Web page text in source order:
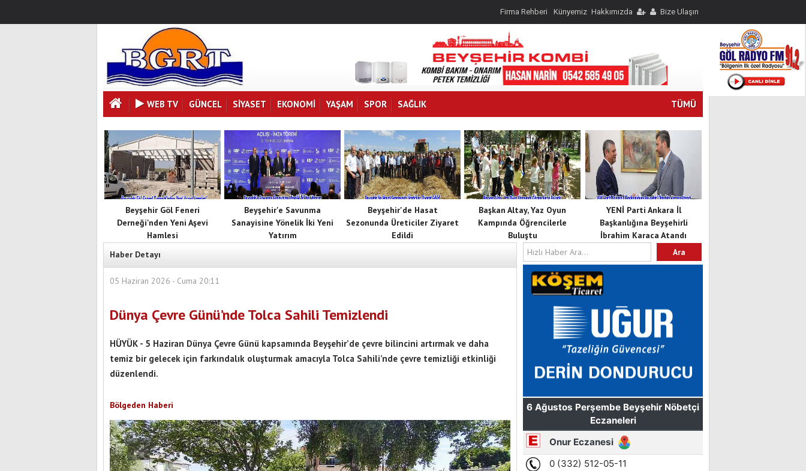
Firma Rehberi Künyemiz Hakkımızda Bize Ulaşın
WEB TV GÜNCEL SIYASET EKONOMI YAŞAM SPOR SAĞLIK TÜMÜ
Beyşehir Göl Feneri
Derneği'nden Yeni Aşevi
Hamlesi
Beyşehir'e Savunma
Sanayisine Yönelik İki Yeni
Yatırım
Beyşehir'de Hasat
Sezonunda Üreticiler Ziyaret
Edildi
YENİ Parti Ankara İl
Başkanlığına Beyşehirli
İbrahim Karaca Atandı
Başkan Altay, Yaz Oyun
Kampında Öğrencilerle
Buluştu
Haber Detayı
05 Haziran 2026 - Cuma 20:11
Dünya Çevre Günü’nde Tolca Sahili Temizlendi
HÜYÜK - 5 Haziran Dünya Çevre Günü kapsamında Beyşehir’de çevre bilincini artırmak ve daha
temiz bir gelecek için farkındalık oluşturmak amacıyla Tolca Sahili’nde çevre temizliği etkinliği
düzenlendi.
Bölgeden Haberi